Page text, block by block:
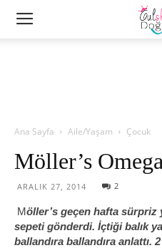
Ana Sayfa Aile/Yaşam Çocuk
Möller’s
ARALIK 27, 2014 2
Möller’s geçen hafta sürpriz
sepeti gönderdi. İçtiği balık
ballandıra ballandıra anlattı.